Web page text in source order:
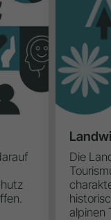
Die
alpinen